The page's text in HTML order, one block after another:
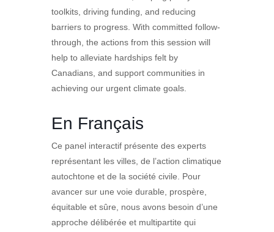
toolkits, driving funding, and reducing
barriers to progress. With committed follow-
through, the actions from this session will
help to alleviate hardships felt by
Canadians, and support communities in
achieving our urgent climate goals.
En Français
Ce panel interactif présente des experts
représentant les villes, de l’action climatique
autochtone et de la société civile. Pour
avancer sur une voie durable, prospère,
équitable et sûre, nous avons besoin d’une
approche délibérée et multipartite qui